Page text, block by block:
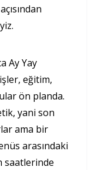
Ay Yay
eğitim,
ön planda.
yani son
ama bir
arasındaki
saatlerinde